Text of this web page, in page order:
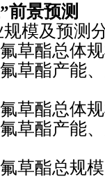
前景预测
模及预测
总体规
产能、
总体规
产能、
总规模